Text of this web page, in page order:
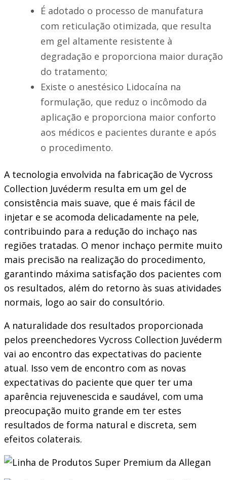
É adotado o processo de manufatura
com reticulação otimizada, que resulta
em gel altamente resistente à
degradação e proporciona maior duração
do tratamento;
Existe o anestésico Lidocaína na
formulação, que reduz o incômodo da
aplicação e proporciona maior conforto
aos médicos e pacientes durante e após
o procedimento.
A tecnologia envolvida na fabricação de Vycross
Collection Juvéderm resulta em um gel de
consistência mais suave, que é mais fácil de
injetar e se acomoda delicadamente na pele,
contribuindo para a redução do inchaço nas
regiões tratadas. O menor inchaço permite muito
mais precisão na realização do procedimento,
garantindo máxima satisfação dos pacientes com
os resultados, além do retorno às suas atividades
normais, logo ao sair do consultório.
A naturalidade dos resultados proporcionada
pelos preenchedores Vycross Collection Juvéderm
vai ao encontro das expectativas do paciente
atual. Isso vem de encontro com as novas
expectativas do paciente que quer ter uma
aparência rejuvenescida e saudável, com uma
preocupação muito grande em ter estes
resultados de forma natural e discreta, sem
efeitos colaterais.